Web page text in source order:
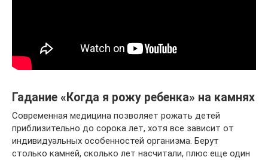
Гадание «Когда я рожу ребенка» на камнях
Современная медицина позволяет рожать детей
приблизительно до сорока лет, хотя все зависит от
индивидуальных особенностей организма. Берут
столько камней, сколько лет насчитали, плюс еще один